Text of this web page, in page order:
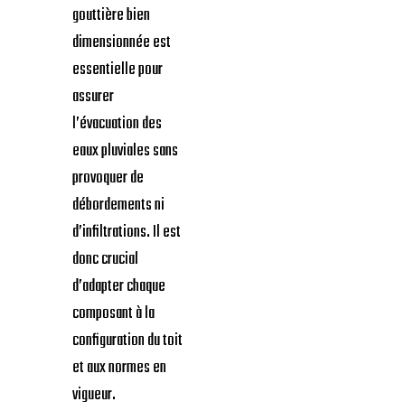
gouttière bien
dimensionnée est
essentielle pour
assurer
l’évacuation des
eaux pluviales sans
provoquer de
débordements ni
d’infiltrations. Il est
donc crucial
d’adapter chaque
composant à la
configuration du toit
et aux normes en
vigueur.